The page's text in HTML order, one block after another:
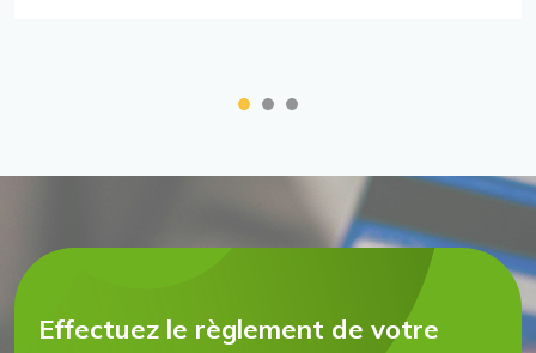
Effectuez le règlement de votre